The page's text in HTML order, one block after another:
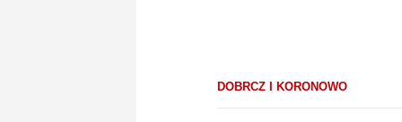
DOBRCZ I KORONOWO